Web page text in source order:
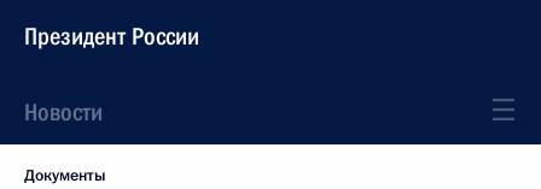
Президент России
Новости
Документы